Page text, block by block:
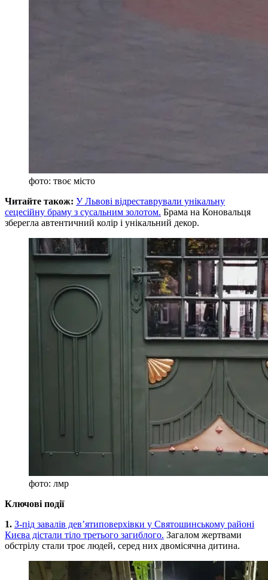
фото: твоє місто
Читайте також: У Львові відреставрували унікальну
сецесійну браму з сусальним золотом. Брама на Коновальця
зберегла автентичний колір і унікальний декор.
фото: лмр
Ключові події
1. З-під завалів дев’ятиповерхівки у Святошинському районі
Києва дістали тіло третього загиблого. Загалом жертвами
обстрілу стали троє людей, серед них двомісячна дитина.